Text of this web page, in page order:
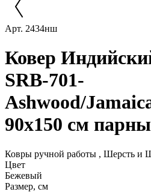
Арт. 2434нш
Ковер
SRB-701-
Ashwood/
90x150 см
Ковры ручной работы , Шерсть и
Цвет
Бежевый
Размер, см